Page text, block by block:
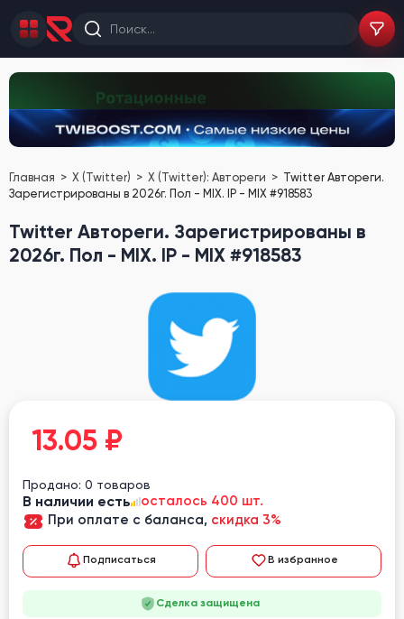
Главная X (Twitter) X (Twitter): Автореги
Twitter Автореги.
Зарегистрированы в 2026г. Пол - MIX. IP - MIX #918583
Twitter Автореги. Зарегистрированы в
2026г. Пол - MIX. IP - MIX #918583
13.05 ₽
Продано: 0 товаров
В наличии есть
осталось 400 шт.
При оплате с баланса, скидка 3%
Подписаться В избранное
Сделка защищена